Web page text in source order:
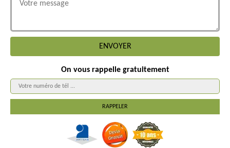
On vous rappelle gratuitement